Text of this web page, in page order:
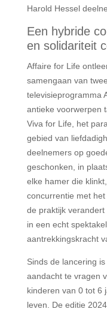
Harold Hessel
Een hybride
en solidariteit
Affaire for Life
samengaan van
televisieprogramma
antieke voorwerpen
Viva for Life, het
gebied van
deelnemers op
geschonken, in
elke hamer die
concurrentie met
de praktijk
in een echt
aantrekkingskracht
Sinds de lancering
aandacht te vragen
kinderen van 0 tot 6
leven. De editie